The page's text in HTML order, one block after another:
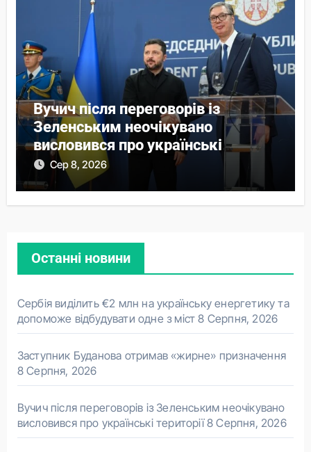
Вучич після переговорів із
Зеленським неочікувано
висловився про українські
території
Сер 8, 2026
Останні новини
Сербія виділить €2 млн на українську енергетику та
допоможе відбудувати одне з міст 8 Серпня, 2026
Заступник Буданова отримав «жирне» призначення
8 Серпня, 2026
Вучич після переговорів із Зеленським неочікувано
висловився про українські території 8 Серпня, 2026